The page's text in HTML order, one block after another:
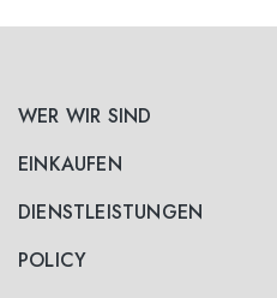
WER WIR SIND
EINKAUFEN
DIENSTLEISTUNGEN
POLICY